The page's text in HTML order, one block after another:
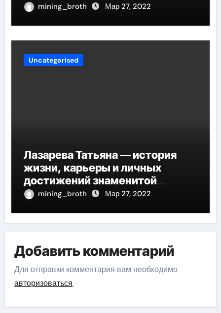
mining_broth Мар 27, 2022
Uncategorised
Лазарева Татьяна — история
жизни, карьеры и личных
достижений знаменитой
актрисы, восходящей на олимп
mining_broth Мар 27, 2022
Добавить комментарий
Для отправки комментария вам необходимо
авторизоваться.